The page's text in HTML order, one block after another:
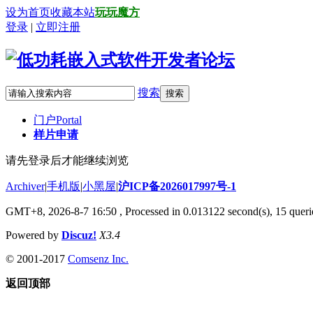
设为首页收藏本站玩玩魔方
登录 | 立即注册
搜索 搜索
门户Portal
样片申请
请先登录后才能继续浏览
Archiver|手机版|小黑屋|沪ICP备2026017997号-1
GMT+8, 2026-8-7 16:50 , Processed in 0.013122 second(s), 15
Powered by Discuz! X3.4
© 2001-2017 Comsenz Inc.
返回顶部